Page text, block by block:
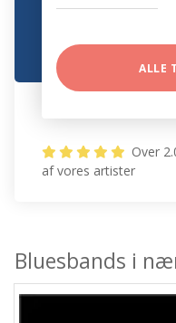
ALLE
Over
af vores artister
Bluesbands i